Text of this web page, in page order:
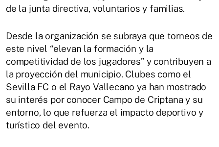
de la junta directiva, voluntarios y familias.
Desde la organización se subraya que torneos de
este nivel “elevan la formación y la
competitividad de los jugadores” y contribuyen a
la proyección del municipio. Clubes como el
Sevilla FC o el Rayo Vallecano ya han mostrado
su interés por conocer Campo de Criptana y su
entorno, lo que refuerza el impacto deportivo y
turístico del evento.